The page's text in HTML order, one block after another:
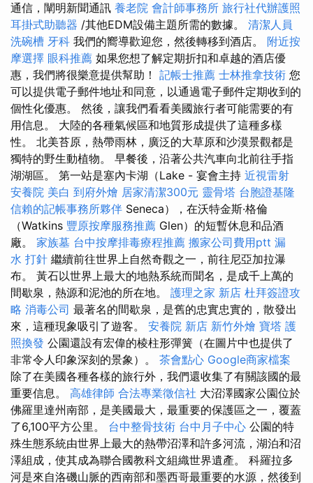
通信，闡明新聞通訊 養老院 會計師事務所 旅行社代辦護照
耳掛式助聽器 /其他EDM設備主題所需的數據。 清潔人員
洗碗槽 牙科 我們的嚮導歡迎您，然後轉移到酒店。 附近按
摩選擇 眼科推薦 如果您想了解定期折扣和卓越的酒店優
惠，我們將很樂意提供幫助！ 記帳士推薦 士林推拿技術 您
可以提供電子郵件地址和同意，以通過電子郵件定期收到的
個性化優惠。 然後，讓我們看看美國旅行者可能需要的有
用信息。 大陸的各種氣候區和地質形成提供了這種多樣
性。 北美苔原，熱帶雨林，廣泛的大草原和沙漠景觀都是
獨特的野生動植物。 早餐後，沿著公共汽車向北前往手指
湖湖區。 第一站是塞內卡湖（Lake - 宴會主持 近視雷射
安養院 美白 到府外燴 居家清潔300元 靈骨塔 台胞證基隆
信賴的記帳事務所夥伴 Seneca），在沃特金斯·格倫
（Watkins 豐原按摩服務推薦 Glen）的短暫休息和品酒
廠。 家族墓 台中按摩排毒療程推薦 搬家公司費用ptt 漏
水 打針 繼續前往世界上自然奇觀之一，前往尼亞加拉瀑
布。 黃石以世界上最大的地熱系統而聞名，是成千上萬的
間歇泉，熱源和泥池的所在地。 護理之家 新店 杜拜簽證攻
略 消毒公司 最著名的間歇泉，是舊的忠實忠實的，散發出
來，這種現象吸引了遊客。 安養院 新店 新竹外燴 寶塔 護
照換發 公園還設有宏偉的棱柱形彈簧（在圖片中也提供了
非常令人印象深刻的景象）。 茶會點心 Google商家檔案
除了在美國各種各樣的旅行外，我們還收集了有關該國的最
重要信息。 高雄律師 合法專業徵信社 大沼澤國家公園位於
佛羅里達州南部，是美國最大，最重要的保護區之一，覆蓋
了6,100平方公里。 台中整骨技術 台中月子中心 公園的特
殊生態系統由世界上最大的熱帶沼澤和許多河流，湖泊和沼
澤組成，使其成為聯合國教科文組織世界遺產。 科羅拉多
河是來自洛磯山脈的西南部和墨西哥最重要的水源，然後到